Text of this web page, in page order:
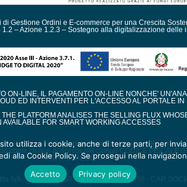
Gestione Ordini e E-commerce per una Crescita
– Azione 1.2.3 – Sostegno alla digitalizzazione delle
ON-LINE, IL PAGAMENTO ON-LINE NONCHE'
ED INTERVENTI PER L'ACCESSO AL PORTALE
PLATFORM ANALISES THE SELLING FLUX
AVAILABLE FOR SMART WORKING ACCESSES
dalla nostra impresa sono contenuti nel Registro
come chiave di ricerca nel campo CODICE FISCALE
VISITA IL REGISTRO
IVA : 01241680550 - URI TR - REA 82450 - CAP.
utilizza i cookie, anche di terze parti, per
alla Cookie Policy. Se prosegui nella
Accetto
Privacy policy